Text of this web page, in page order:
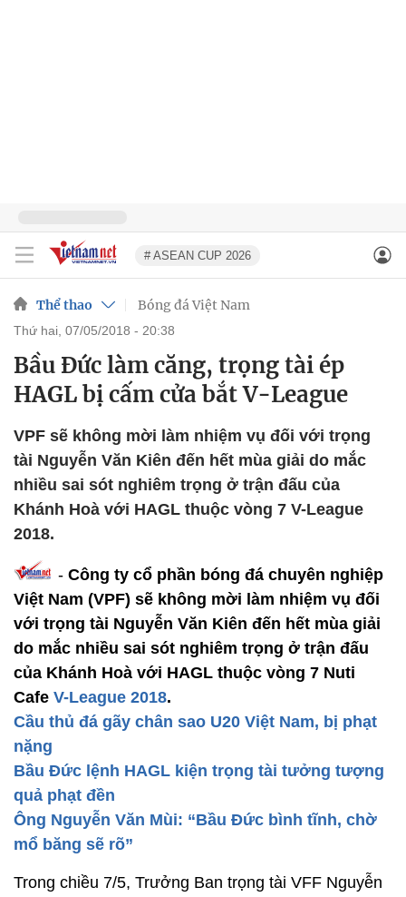
# ASEAN CUP 2026
Thể thao Bóng đá Việt Nam
thứ hai, 07/05/2018 - 20:38
Bầu Đức làm căng, trọng tài ép
HAGL bị cấm cửa bắt V-League
VPF sẽ không mời làm nhiệm vụ đối với trọng
tài Nguyễn Văn Kiên đến hết mùa giải do mắc
nhiều sai sót nghiêm trọng ở trận đấu của
Khánh Hoà với HAGL thuộc vòng 7 V-League
2018.
- Công ty cổ phần bóng đá chuyên nghiệp
Việt Nam (VPF) sẽ không mời làm nhiệm vụ đối
với trọng tài Nguyễn Văn Kiên đến hết mùa giải
do mắc nhiều sai sót nghiêm trọng ở trận đấu
của Khánh Hoà với HAGL thuộc vòng 7 Nuti
Cafe V-League 2018.
Cầu thủ đá gãy chân sao U20 Việt Nam, bị phạt
nặng
Bầu Đức lệnh HAGL kiện trọng tài tưởng tượng
quả phạt đền
Ông Nguyễn Văn Mùi: “Bầu Đức bình tĩnh, chờ
mổ băng sẽ rõ”
Trong chiều 7/5, Trưởng Ban trọng tài VFF Nguyễn